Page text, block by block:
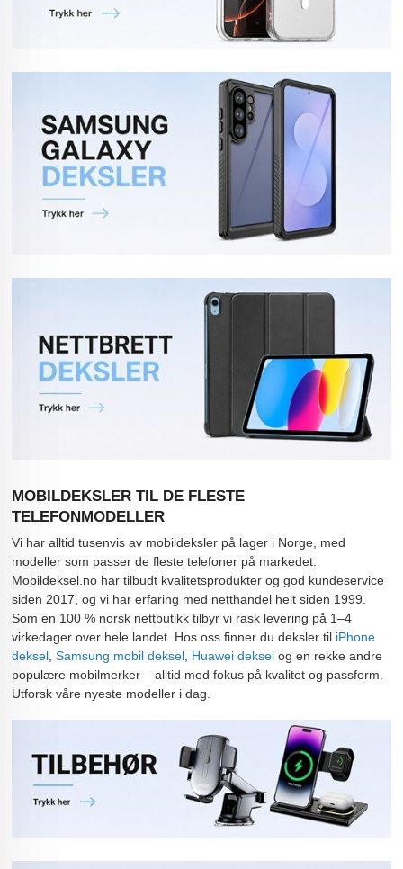
MOBILDEKSLER TIL DE FLESTE
TELEFONMODELLER
Vi har alltid tusenvis av mobildeksler på lager i Norge, med
modeller som passer de fleste telefoner på markedet.
Mobildeksel.no har tilbudt kvalitetsprodukter og god kundeservice
siden 2017, og vi har erfaring med netthandel helt siden 1999.
Som en 100 % norsk nettbutikk tilbyr vi rask levering på 1–4
virkedager over hele landet. Hos oss finner du deksler til iPhone
deksel,Samsung mobil deksel, Huawei deksel og en rekke andre
populære mobilmerker – alltid med fokus på kvalitet og passform.
Utforsk våre nyeste modeller i dag.